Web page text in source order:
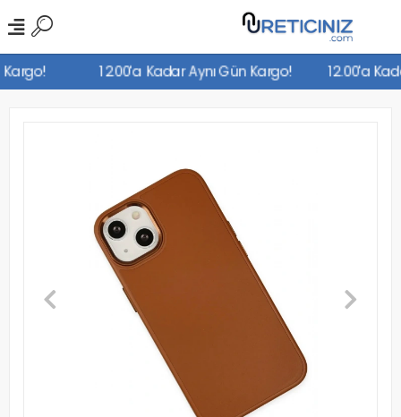
Kargo! 12.00'a Kadar Aynı Gün Kargo! 12.00'a